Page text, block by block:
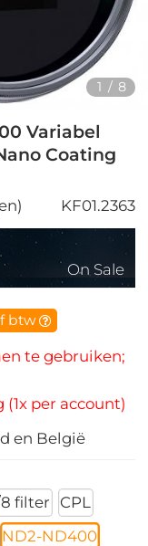
1 / 8
Variabel
Coating
KF01.2363
On Sale
btw
te gebruiken;
(1x per account)
en België
filter
CPL
ND2-ND400